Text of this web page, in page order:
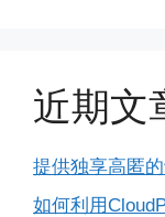
近期文
提供独享高匿
如何利用